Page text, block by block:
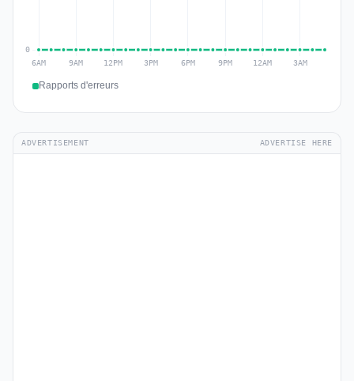
Rapports d'erreurs
ADVERTISEMENT ADVERTISE HERE